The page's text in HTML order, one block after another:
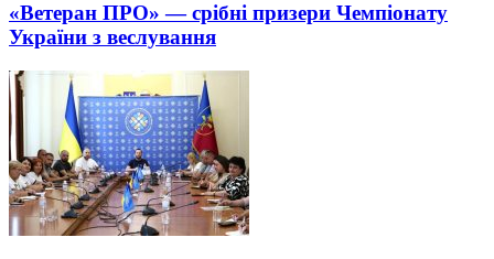
«Ветеран ПРО» — срібні призери Чемпіонату
України з веслування